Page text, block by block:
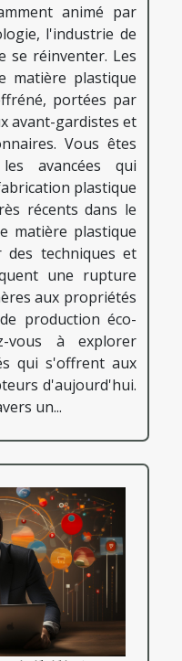
animé par
l'industrie de
se réinventer. Les
matière plastique
portées par
avant-gardistes et
Vous êtes
avancées qui
plastique
récents dans le
matière plastique
techniques et
une rupture
aux propriétés
production éco-
vous à explorer
qui s'offrent aux
d'aujourd'hui.
un...